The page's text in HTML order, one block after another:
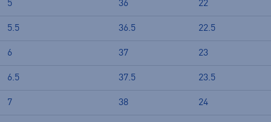
5 36 22
5.5 36.5 22.5
6 37 23
6.5 37.5 23.5
7 38 24